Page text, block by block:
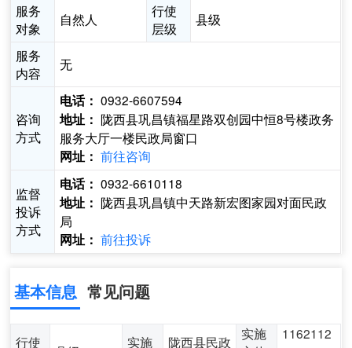
服务
对象
自然人
行使
层级
县级
服务
内容
无
咨询
方式
电话： 0932-6607594
地址： 陇西县巩昌镇福星路双创园中恒8号楼政务
服务大厅一楼民政局窗口
网址： 前往咨询
监督
投诉
方式
电话： 0932-6610118
地址： 陇西县巩昌镇中天路新宏图家园对面民政
局
网址： 前往投诉
基本信息 常见问题
行使
实施
陇西县民政
实施
1162112